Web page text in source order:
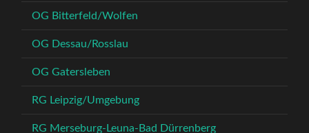
OG Bitterfeld/Wolfen
OG Dessau/Rosslau
OG Gatersleben
RG Leipzig/Umgebung
RG Merseburg-Leuna-Bad Dürrenberg